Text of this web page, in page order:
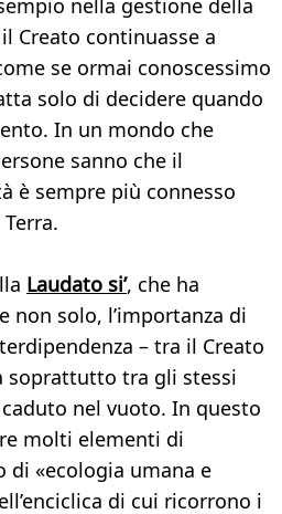
nella gestione della
Creato continuasse a
se ormai conoscessimo
solo di decidere quando
In un mondo che
sanno che il
è sempre più connesso
Laudato si’, che ha
non solo, l’importanza di
– tra il Creato
soprattutto tra gli stessi
nel vuoto. In questo
molti elementi di
«ecologia umana e
di cui ricorrono i